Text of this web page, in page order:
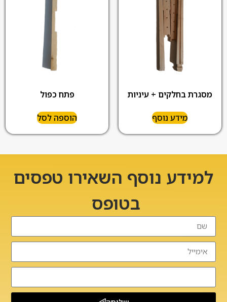
מסגרת בחלקים + עיניות
מידע נוסף
פתח כפול
הוספה לסל
למידע נוסף השאירו טפסים
בטופס